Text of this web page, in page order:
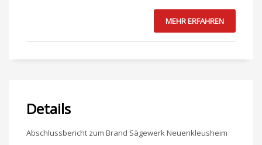
MEHR ERFAHREN
Details
Abschlussbericht zum Brand Sägewerk Neuenkleusheim